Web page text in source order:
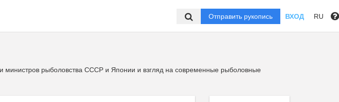
Отправить рукопись ВХОД RU
министров рыболовства СССР и Японии и взгляд на современные рыболовные